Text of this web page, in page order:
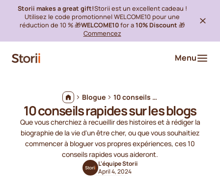
Storii makes a great gift!Storii est un excellent cadeau !
Utilisez le code promotionnel WELCOME10 pour une
réduction de 10 % 🎁WELCOME10for a10% Discount 🎁
Commencez
Menu
Blogue 10 conseils rapides sur les blogs
10 conseils rapides sur les blogs
Que vous cherchiez à recueillir des histoires et à rédiger la
biographie de la vie d'un être cher, ou que vous souhaitiez
commencer à bloguer vos propres expériences, ces 10
conseils rapides vous aideront.
L'équipe Storii
April 4, 2024